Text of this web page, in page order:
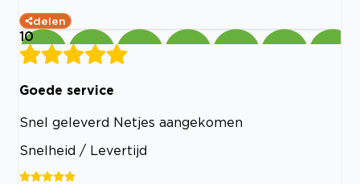
delen
10
Goede service
Snel geleverd Netjes aangekomen
Snelheid / Levertijd